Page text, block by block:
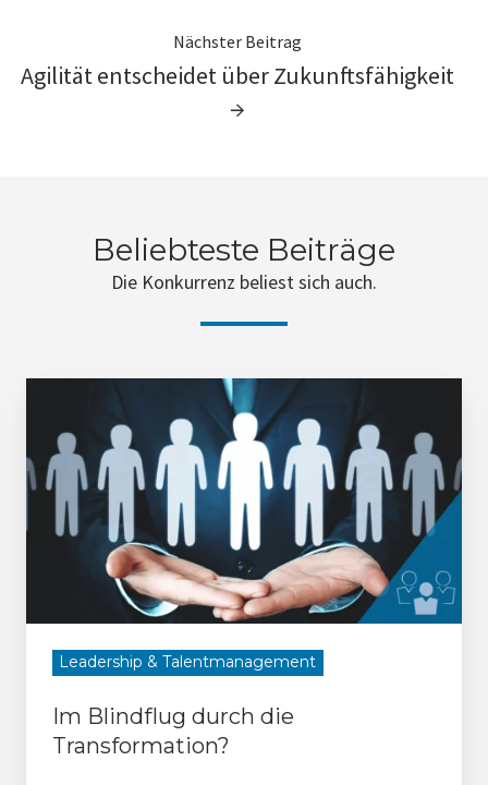
Nächster Beitrag
Agilität entscheidet über Zukunftsfähigkeit
→
Beliebteste Beiträge
Die Konkurrenz beliest sich auch.
durch
die
Transformation?
Leadership & Talentmanagement
Im Blindflug durch die
Transformation?